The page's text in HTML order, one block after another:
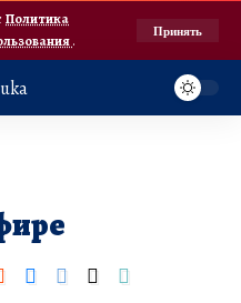
Политика
.
Принять